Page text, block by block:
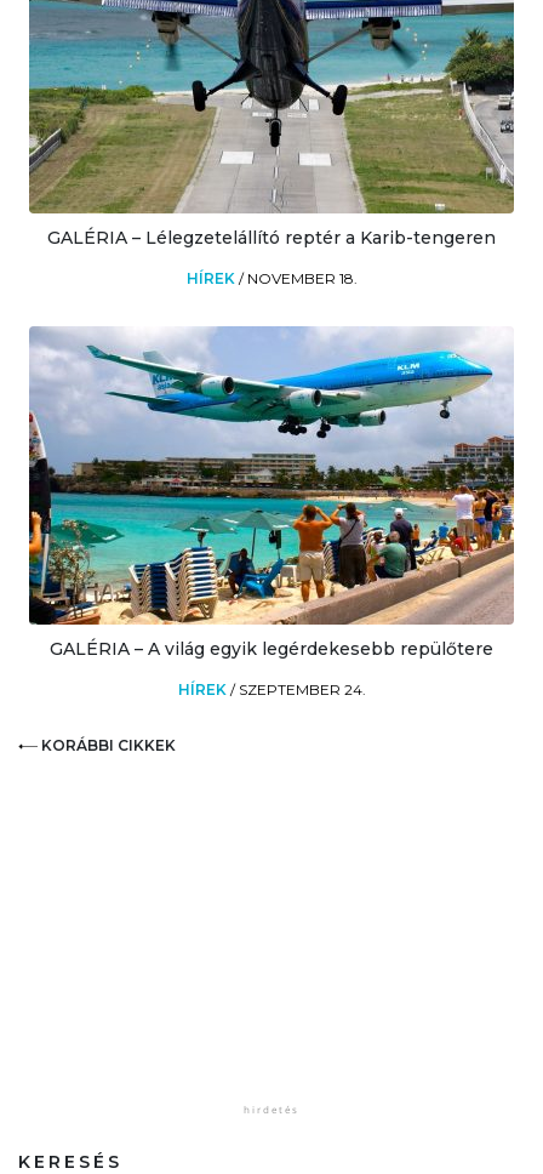
GALÉRIA – Lélegzetelállító reptér a Karib-tengeren
HÍREK / NOVEMBER 18.
GALÉRIA – A világ egyik legérdekesebb repülőtere
HÍREK / SZEPTEMBER 24.
KORÁBBI CIKKEK
KERESÉS